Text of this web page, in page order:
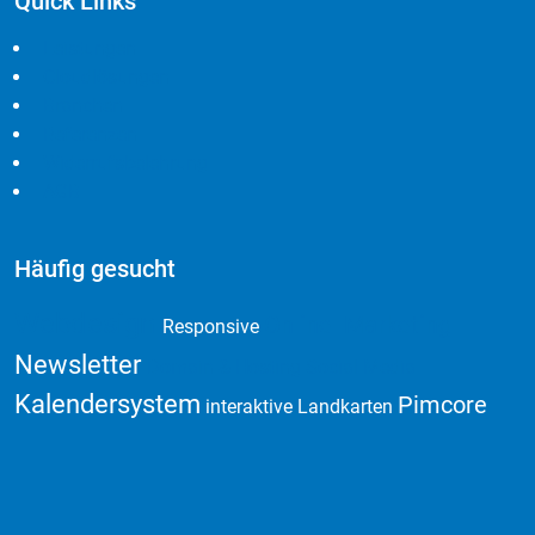
Häufig gesucht
Responsive
Newsletter
Kalendersystem interaktive Landkarten Pimcore